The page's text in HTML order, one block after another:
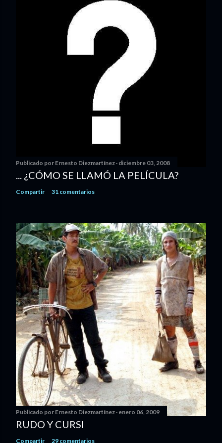
Publicado por Ernesto Diezmartínez diciembre 03, 2008
... ¿CÓMO SE LLAMÓ LA PELÍCULA?
Compartir 31 comentarios
Publicado por Ernesto Diezmartínez enero 06, 2009
RUDO Y CURSI
Compartir 29 comentarios